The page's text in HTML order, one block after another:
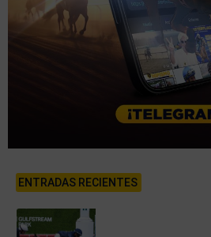
ENTRADAS RECIENTES